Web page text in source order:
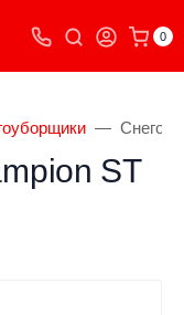
0
ST